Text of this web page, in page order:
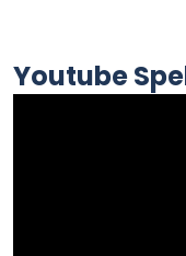
Youtube